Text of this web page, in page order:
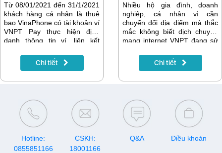
Từ 08/01/2021 đến 31/1/2021
khách hàng cá nhân là thuê
bao VinaPhone có tài khoản ví
VNPT Pay thực hiện định
danh thông tin ví, liên kết
hiện thành công giao dịch nạp
tiền di động cho thuê bao
sẽ nhận được ưu đãi 50% khi
nạp tiền di động VinaPhone
trả trước thành công cho
chính số thuê bao dùng đăng
ký ví VNPT Pay, thông tin chi
tiết sẽ có trong bài viết dưới
Chi tiết
Nhiều hộ gia đình, doanh
nghiệp, cá nhân vì cần
chuyển đổi địa điểm mà thắc
mắc không biết dịch chuyển
mạng internet VNPT đang sử
mới như thế nào? Có phát
sinh chi phí gì không? Cùng
Chi tiết
Hotline:
0855851166
CSKH:
18001166
Q&A Điều khoản